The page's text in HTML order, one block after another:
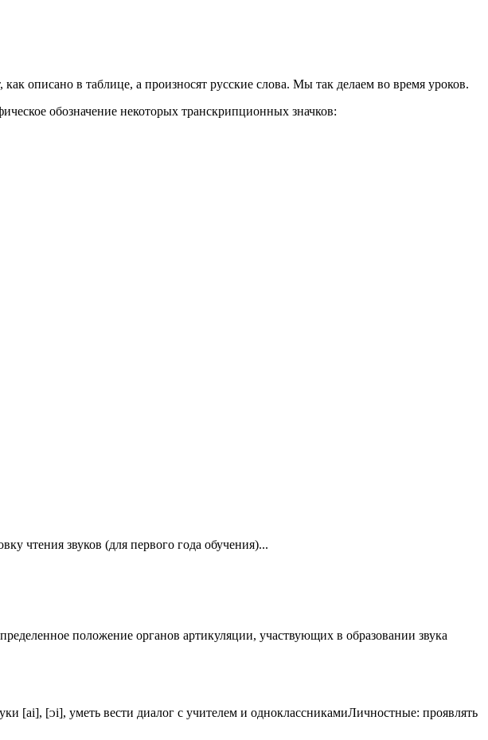
описано в таблице, а произносят русские слова. Мы так делаем во время уроков.
обозначение некоторых транскрипционных значков:
чтения звуков (для первого года обучения)...
положение органов артикуляции, участвующих в образовании звука
[ai], [ᴐi], уметь вести диалог с учителем и одноклассникамиЛичностные: проявлять